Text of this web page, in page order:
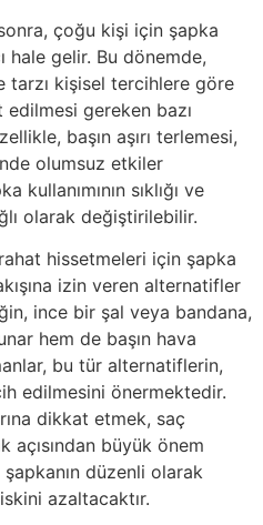
çoğu kişi için şapka
hale gelir. Bu dönemde,
tarzı kişisel tercihlere göre
gereken bazı
başın aşırı terlemesi,
olumsuz etkiler
kullanımının sıklığı ve
olarak değiştirilebilir.
rahat hissetmeleri için şapka
izin veren alternatifler
ince bir şal veya bandana,
hem de başın hava
bu tür alternatiflerin,
edilmesini önermektedir.
dikkat etmek, saç
açısından büyük önem
düzenli olarak
azaltacaktır.